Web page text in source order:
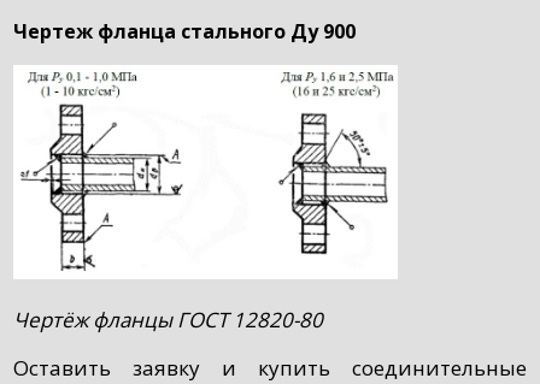
Чертеж фланца стального Ду 900
Чертёж фланцы ГОСТ 12820-80
Оставить заявку и купить соединительные